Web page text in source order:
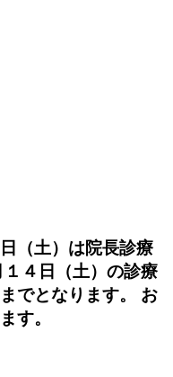
（土）は院長診療
４日（土）の診療
でとなります。 お
す。